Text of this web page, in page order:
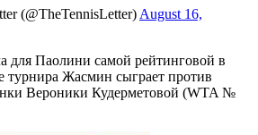
(@TheTennisLetter)August 16,
для Паолини самой рейтинговой в
турнира Жасмин сыграет против
Вероники Кудерметовой (WTA №